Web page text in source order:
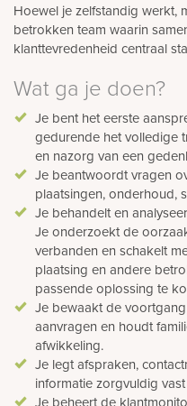
Hoewel je zelfstandig werkt,
betrokken team waarin
klanttevredenheid centraal
Wat ga je doen?
Je bent het eerste
gedurende het volledige
en nazorg van een
Je beantwoordt vragen
plaatsingen, onderhoud,
Je behandelt en
Je onderzoekt de
verbanden en schakelt
plaatsing en andere
passende oplossing te
Je bewaakt de
aanvragen en houdt
afwikkeling.
Je legt afspraken,
informatie zorgvuldig
Je beheert de